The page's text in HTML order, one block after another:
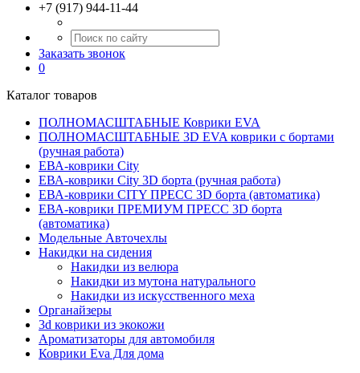
+7 (917) 944-11-44
Заказать звонок
0
Каталог товаров
ПОЛНОМАСШТАБНЫЕ Коврики EVA
ПОЛНОМАСШТАБНЫЕ 3D EVA коврики с бортами
(ручная работа)
ЕВА-коврики City
ЕВА-коврики City 3D борта (ручная работа)
ЕВА-коврики CITY ПРЕСС 3D борта (автоматика)
ЕВА-коврики ПРЕМИУМ ПРЕСС 3D борта
(автоматика)
Модельные Авточехлы
Накидки на сидения
Накидки из велюра
Накидки из мутона натурального
Накидки из искусственного меха
Органайзеры
3d коврики из экокожи
Ароматизаторы для автомобиля
Коврики Eva Для дома